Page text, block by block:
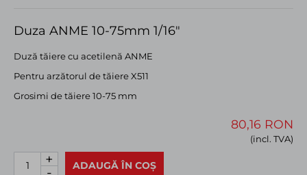
Duza ANME 10-75mm 1/16"
Duză tăiere cu acetilenă ANME
Pentru arzătorul de tăiere X511
Grosimi de tăiere 10-75 mm
80,16 RON
(incl. TVA)
ADAUGĂ ÎN COȘ
+